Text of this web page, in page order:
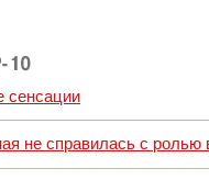
сенсации
не справилась с ролью